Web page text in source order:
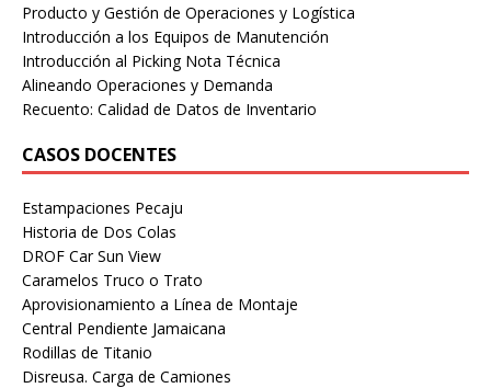
Producto y Gestión de Operaciones y Logística
Introducción a los Equipos de Manutención
Introducción al Picking Nota Técnica
Alineando Operaciones y Demanda
Recuento: Calidad de Datos de Inventario
CASOS DOCENTES
Estampaciones Pecaju
Historia de Dos Colas
DROF Car Sun View
Caramelos Truco o Trato
Aprovisionamiento a Línea de Montaje
Central Pendiente Jamaicana
Rodillas de Titanio
Disreusa. Carga de Camiones